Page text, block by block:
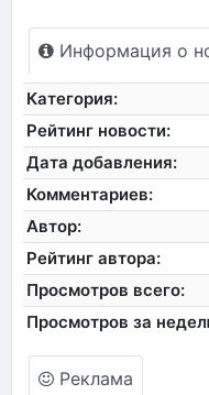
Информация о
Категория:
Рейтинг новости:
Дата добавления:
Комментариев:
Автор:
Рейтинг автора:
Просмотров всего:
Просмотров за
Реклама